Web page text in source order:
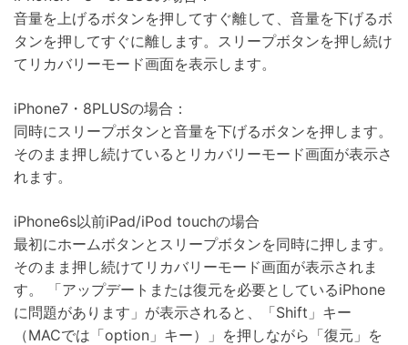
音量を上げるボタンを押してすぐ離して、音量を下げるボ
タンを押してすぐに離します。スリープボタンを押し続け
てリカバリーモード画面を表示します。
iPhone7・8PLUSの場合：
同時にスリープボタンと音量を下げるボタンを押します。
そのまま押し続けているとリカバリーモード画面が表示さ
れます。
iPhone6s以前iPad/iPod touchの場合
最初にホームボタンとスリープボタンを同時に押します。
そのまま押し続けてリカバリーモード画面が表示されま
す。 「アップデートまたは復元を必要としているiPhone
に問題があります」が表示されると、「Shift」キー
（MACでは「option」キー）」を押しながら「復元」を